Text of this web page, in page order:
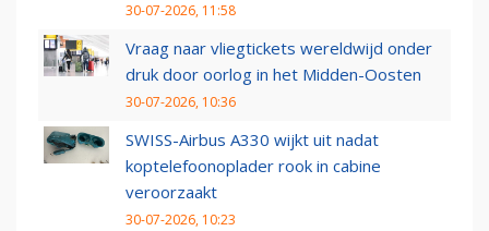
30-07-2026, 11:58
Vraag naar vliegtickets wereldwijd onder
druk door oorlog in het Midden-Oosten
30-07-2026, 10:36
SWISS-Airbus A330 wijkt uit nadat
koptelefoonoplader rook in cabine
veroorzaakt
30-07-2026, 10:23